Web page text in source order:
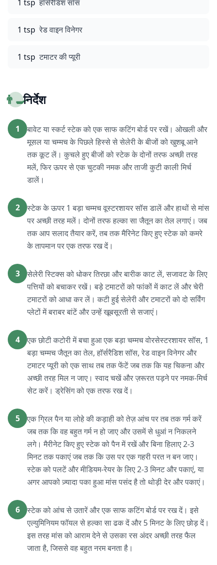
1 tsp हॉर्सरैडिश सॉस
1 tsp रेड वाइन विनेगर
1 tsp टमाटर की प्यूरी
👨‍🍳निर्देश
1
बावेट या स्कर्ट स्टेक को एक साफ कटिंग बोर्ड पर रखें। ओखली और
मूसल या चम्मच के पिछले हिस्से से सेलेरी के बीजों को खुशबू आने
तक कूट लें। कुचले हुए बीजों को स्टेक के दोनों तरफ अच्छी तरह
मलें, फिर ऊपर से एक चुटकी नमक और ताजी कुटी काली मिर्च
डालें।
2
स्टेक के ऊपर 1 बड़ा चम्मच वूस्टरशायर सॉस डालें और हाथों से मांस
पर अच्छी तरह मलें। दोनों तरफ हल्का सा जैतून का तेल लगाएं। जब
तक आप सलाद तैयार करें, तब तक मैरिनेट किए हुए स्टेक को कमरे
के तापमान पर एक तरफ रख दें।
3
सेलेरी स्टिक्स को धोकर तिरछा और बारीक काट लें, सजावट के लिए
पत्तियों को बचाकर रखें। बड़े टमाटरों को फांकों में काट लें और चेरी
टमाटरों को आधा कर लें। कटी हुई सेलेरी और टमाटरों को दो सर्विंग
प्लेटों में बराबर बांटें और उन्हें खूबसूरती से सजाएं।
4
एक छोटी कटोरी में बचा हुआ एक बड़ा चम्मच वोरसेस्टरशायर सॉस, 1
बड़ा चम्मच जैतून का तेल, हॉर्सरैडिश सॉस, रेड वाइन विनेगर और
टमाटर प्यूरी को एक साथ तब तक फेंटें जब तक कि यह चिकना और
अच्छी तरह मिल न जाए। स्वाद चखें और ज़रूरत पड़ने पर नमक-मिर्च
सेट करें। ड्रेसिंग को एक तरफ रख दें।
5
एक ग्रिल पैन या लोहे की कड़ाही को तेज़ आंच पर तब तक गर्म करें
जब तक कि वह बहुत गर्म न हो जाए और उसमें से धुआं न निकलने
लगे। मैरीनेट किए हुए स्टेक को पैन में रखें और बिना हिलाए 2-3
मिनट तक पकाएं जब तक कि उस पर एक गहरी परत न बन जाए।
स्टेक को पलटें और मीडियम-रेयर के लिए 2-3 मिनट और पकाएं, या
अगर आपको ज़्यादा पका हुआ मांस पसंद है तो थोड़ी देर और पकाएं।
6
स्टेक को आंच से उतारें और एक साफ कटिंग बोर्ड पर रख दें। इसे
एल्युमिनियम फॉयल से हल्का सा ढक दें और 5 मिनट के लिए छोड़ दें।
इस तरह मांस को आराम देने से उसका रस अंदर अच्छी तरह फैल
जाता है, जिससे वह बहुत नरम बनता है।